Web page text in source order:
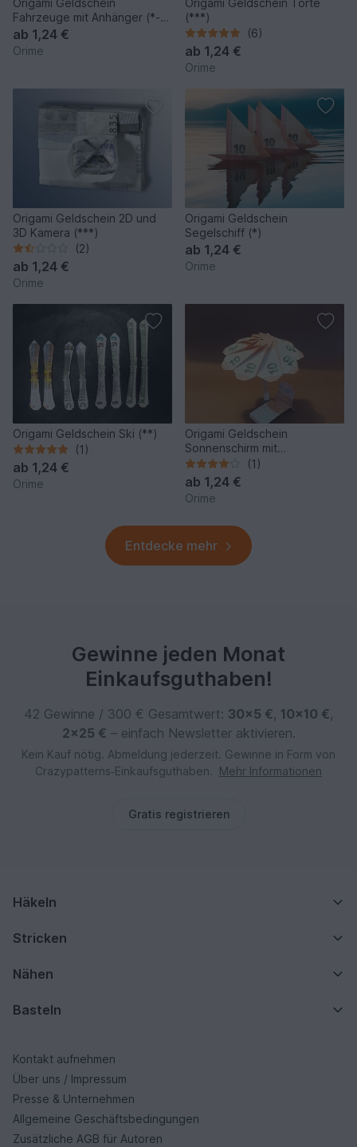
Origami Geldschein
Fahrzeuge mit Anhänger (*-
**)
ab 1,24 €
Orime
Origami Geldschein Torte
(***)
(6)
ab 1,24 €
Orime
Origami Geldschein 2D und
3D Kamera (***)
(2)
ab 1,24 €
Orime
Origami Geldschein
Segelschiff (*)
ab 1,24 €
Orime
Origami Geldschein Ski (**)
(1)
ab 1,24 €
Orime
Origami Geldschein
Sonnenschirm mit
Sonnenliege (*)
(1)
ab 1,24 €
Orime
Entdecke mehr
Gewinne jeden Monat
Einkaufsguthaben!
42 Gewinne / 300 € Gesamtwert: 30×5 €, 10×10 €,
2×25 € – einfach Newsletter aktivieren.
Kein Kauf nötig. Abmeldung jederzeit. Gewinne in Form von
Crazypatterns‑Einkaufsguthaben.
Mehr Informationen
Gratis registrieren
Häkeln
Stricken
Nähen
Basteln
Kontakt aufnehmen
Über uns / Impressum
Presse & Unternehmen
Allgemeine Geschäftsbedingungen
Zusätzliche AGB für Autoren